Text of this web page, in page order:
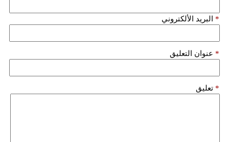
البريد الألكتروني *
عنوان التعليق *
تعليق *